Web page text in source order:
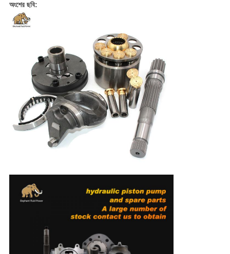
অংশের ছবি: